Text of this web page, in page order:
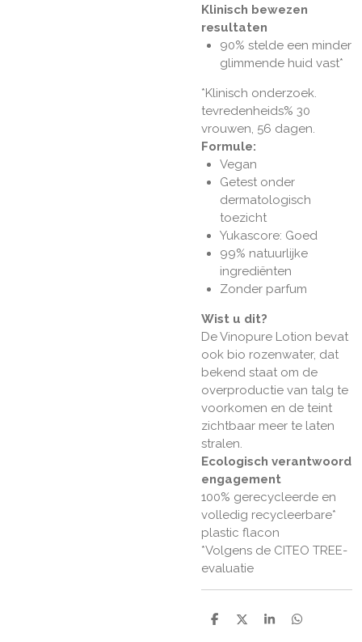
Klinisch bewezen
resultaten
90% stelde een minder
glimmende huid vast*
*Klinisch onderzoek.
tevredenheids% 30
vrouwen, 56 dagen.
Formule:
Vegan
Getest onder
dermatologisch
toezicht
Yukascore: Goed
99% natuurlijke
ingrediënten
Zonder parfum
Wist u dit?
De Vinopure Lotion bevat
ook bio rozenwater, dat
bekend staat om de
overproductie van talg te
voorkomen en de teint
zichtbaar meer te laten
stralen.
Ecologisch verantwoord
engagement
100% gerecycleerde en
volledig recycleerbare*
plastic flacon
*Volgens de CITEO TREE-
evaluatie
D
D
S
D